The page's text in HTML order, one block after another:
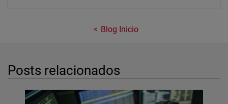
Blog Inicio
Posts relacionados